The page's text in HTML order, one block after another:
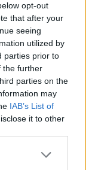
opt-out
that after your
seeing
utilized by
parties prior to
the further
parties on the
may
IAB’s List of
it to other
more Google
Ανανεώθηκε πριν
9 λεπτά
αντίο στον